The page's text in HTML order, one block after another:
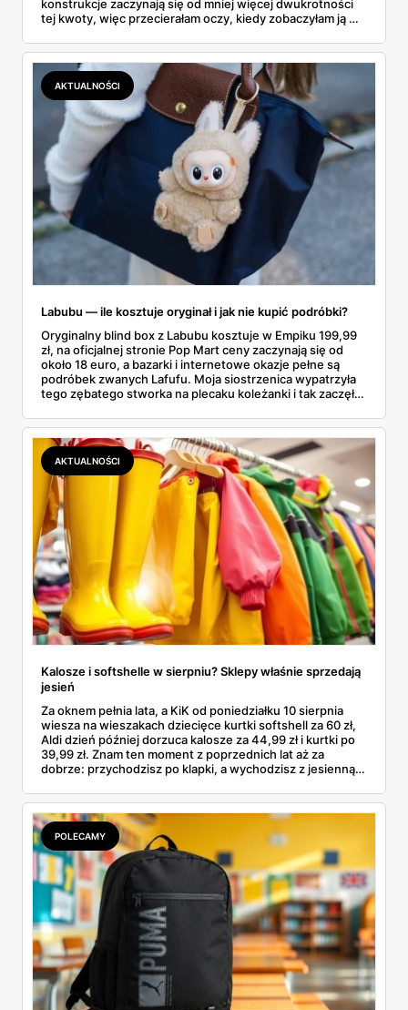
konstrukcje zaczynają się od mniej więcej dwukrotności
tej kwoty, więc przecierałam oczy, kiedy zobaczyłam ją w
najszybciej rosnący sport w Polsce: kortów przybywa
lawinowo, a chętnych jeszcze szybciej. Sprawdziłam, co
dokładnie dostajemy za te pieniądze i komu taka rakieta
faktycznie wystarczy.
AKTUALNOŚCI
Labubu — ile kosztuje oryginał i jak nie kupić podróbki?
Oryginalny blind box z Labubu kosztuje w Empiku 199,99
zł, na oficjalnej stronie Pop Mart ceny zaczynają się od
około 18 euro, a bazarki i internetowe okazje pełne są
podróbek zwanych Lafufu. Moja siostrzenica wypatrzyła
tego zębatego stworka na plecaku koleżanki i tak zaczęło
kosztuje i po czym poznać, że sprzedawca nie wciska nam
podróbki. Spisałam wszystko, czego się dowiedziałam —
łącznie z jedną wpadką, o której za chwilę.
AKTUALNOŚCI
Kalosze i softshelle w sierpniu? Sklepy właśnie sprzedają
jesień
Za oknem pełnia lata, a KiK od poniedziałku 10 sierpnia
wiesza na wieszakach dziecięce kurtki softshell za 60 zł,
Aldi dzień później dorzuca kalosze za 44,99 zł i kurtki po
39,99 zł. Znam ten moment z poprzednich lat aż za
dobrze: przychodzisz po klapki, a wychodzisz z jesienną
pojawi się w gazetkach w przyszłym tygodniu i czy jest
sens kupować jesień, zanim skończą się wakacje.
POLECAMY